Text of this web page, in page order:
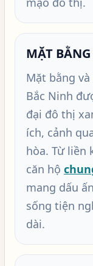
MẶT
Mặt bằng
Bắc Ninh
đại đô thị
ích, cảnh
hòa. Từ liền
căn hộ
mang dấu
sống tiện
dài.